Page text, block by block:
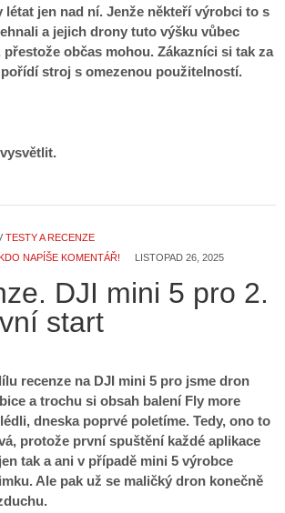
létat jen nad ní. Jenže někteří výrobci to s
a jejich drony tuto výšku vůbec
přestože občas mohou. Zákazníci si tak za
stroj s omezenou použitelností.
TESTY A RECENZE
NAPÍŠE KOMENTÁŘ!
LISTOPAD 26, 2025
DJI mini 5 pro 2.
start
recenze na DJI mini 5 pro jsme dron
a trochu si obsah balení Fly more
dneska poprvé poletíme. Tedy, ono to
protože první spuštění každé aplikace
tak a ani v případě mini 5 výrobce
Ale pak už se maličký dron konečně